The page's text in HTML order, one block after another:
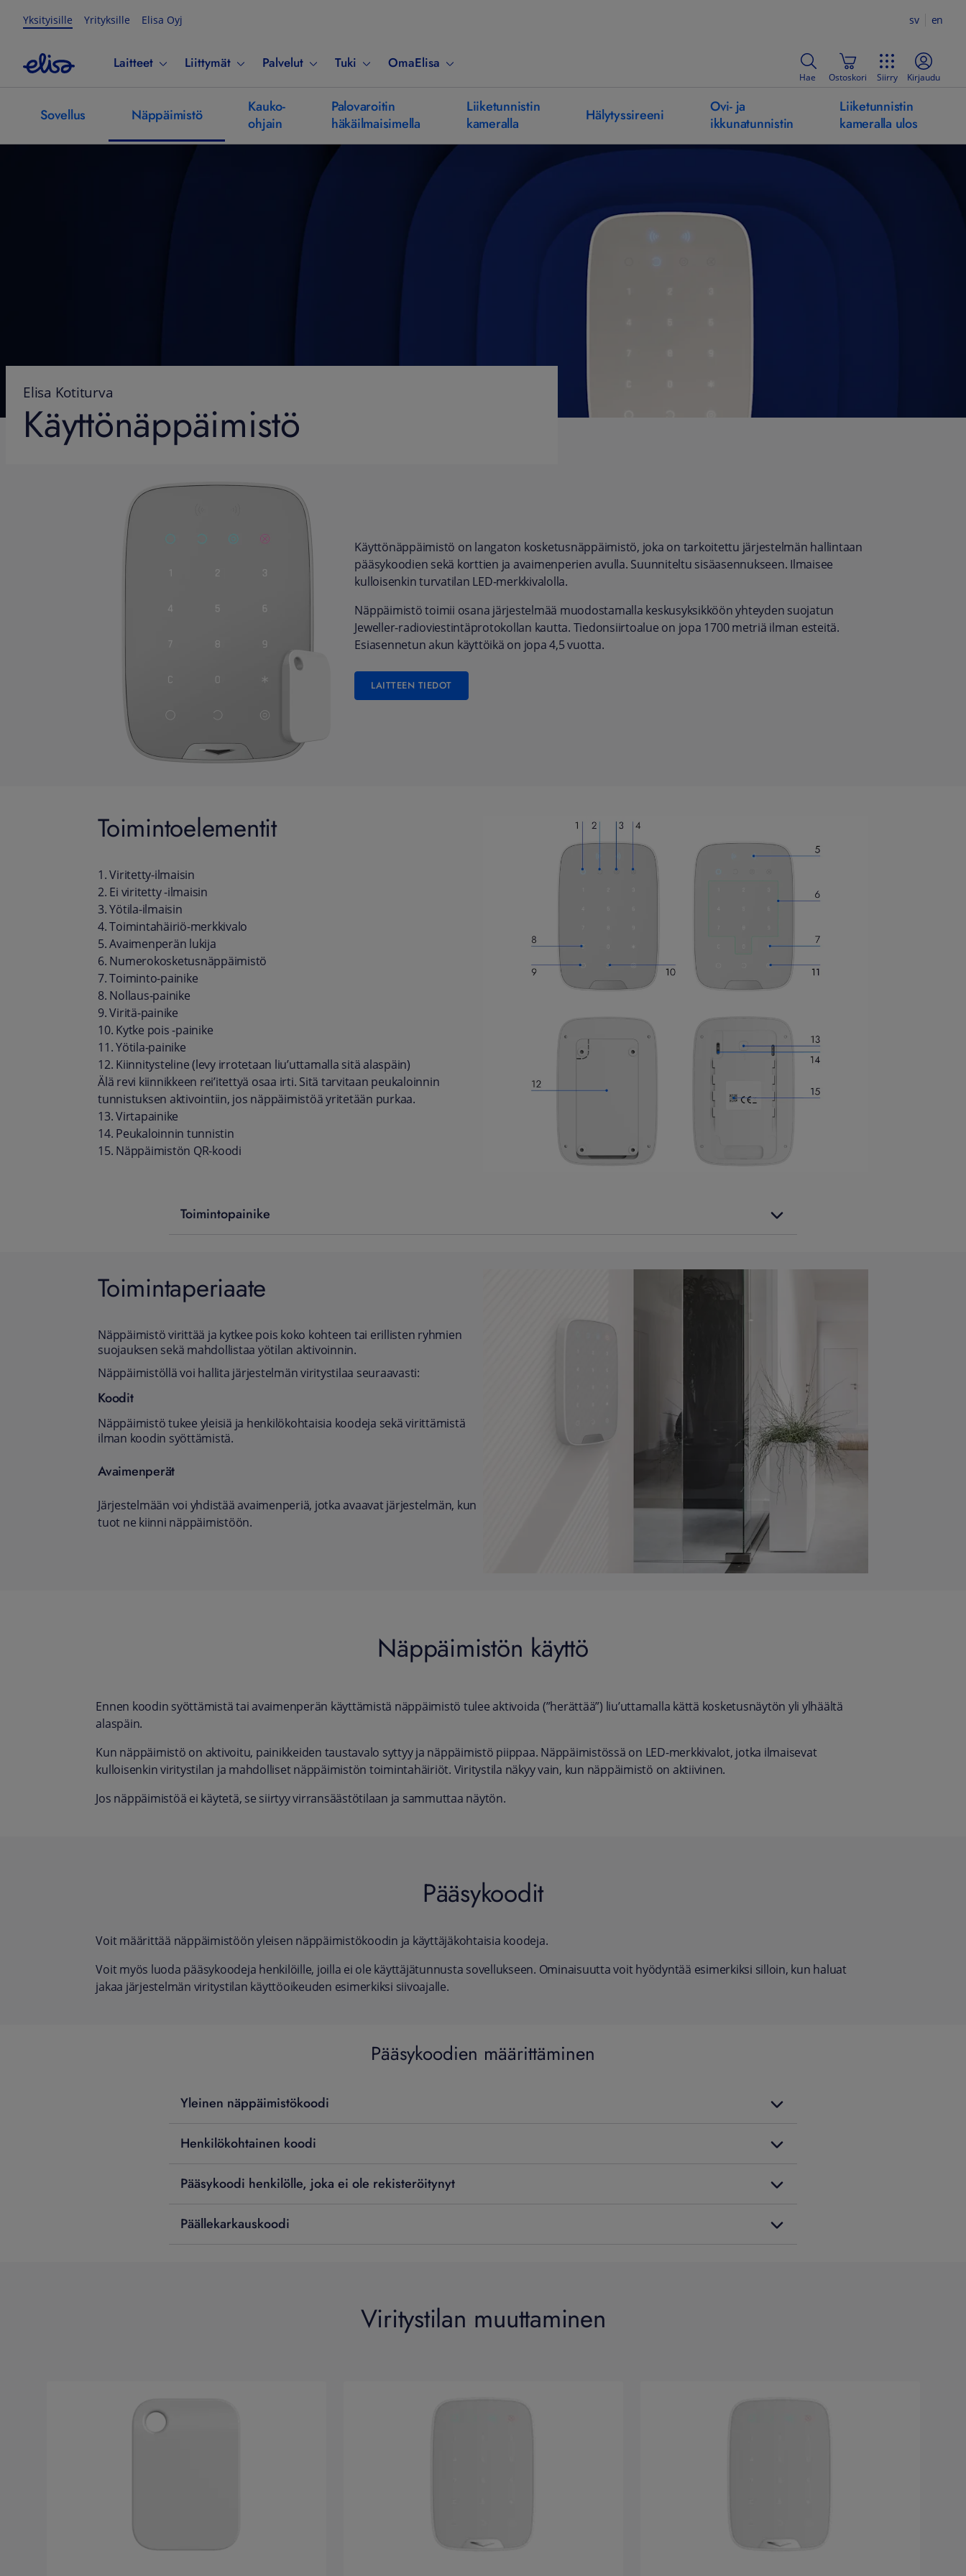
Yksityisille Yrityksille Elisa Oyj sv en
Laitteet Liittymät Palvelut Tuki OmaElisa
Hae Ostoskori Siirry Kirjaudu
Sovellus Näppäimistö
Kauko-
ohjain
Palovaroitin
häkäilmaisimella
Liiketunnistin
kameralla
Hälytyssireeni
Ovi- ja
ikkunatunnistin
Liiketunnistin
kameralla ulos
Elisa Kotiturva
Käyttönäppäimistö
Käyttönäppäimistö on langaton kosketusnäppäimistö, joka on tarkoitettu järjestelmän hallintaan
pääsykoodien sekä korttien ja avaimenperien avulla. Suunniteltu sisäasennukseen. Ilmaisee
kulloisenkin turvatilan LED-merkkivalolla.
Näppäimistö toimii osana järjestelmää muodostamalla keskusyksikköön yhteyden suojatun
Jeweller-radioviestintäprotokollan kautta. Tiedonsiirtoalue on jopa 1700 metriä ilman esteitä.
Esiasennetun akun käyttöikä on jopa 4,5 vuotta.
LAITTEEN TIEDOT
Toimintoelementit
1. Viritetty-ilmaisin
2. Ei viritetty ‑ilmaisin
3. Yötila-ilmaisin
4. Toimintahäiriö-merkkivalo
5. Avaimenperän lukija
6. Numerokosketusnäppäimistö
7. Toiminto-painike
8. Nollaus-painike
9. Viritä-painike
10. Kytke pois ‑painike
11. Yötila-painike
12. Kiinnitysteline (levy irrotetaan liu’uttamalla sitä alaspäin)
Älä revi kiinnikkeen rei’itettyä osaa irti. Sitä tarvitaan peukaloinnin
tunnistuksen aktivointiin, jos näppäimistöä yritetään purkaa.
13. Virtapainike
14. Peukaloinnin tunnistin
15. Näppäimistön QR-koodi
Toimintopainike
Toimintaperiaate
Näppäimistö virittää ja kytkee pois koko kohteen tai erillisten ryhmien
suojauksen sekä mahdollistaa yötilan aktivoinnin.
Näppäimistöllä voi hallita järjestelmän viritystilaa seuraavasti:
Koodit
Näppäimistö tukee yleisiä ja henkilökohtaisia koodeja sekä virittämistä
ilman koodin syöttämistä.
Avaimenperät
Järjestelmään voi yhdistää avaimenperiä, jotka avaavat järjestelmän, kun
tuot ne kiinni näppäimistöön.
Näppäimistön käyttö
Ennen koodin syöttämistä tai avaimenperän käyttämistä näppäimistö tulee aktivoida (”herättää”) liu’uttamalla kättä kosketusnäytön yli ylhäältä
alaspäin.
Kun näppäimistö on aktivoitu, painikkeiden taustavalo syttyy ja näppäimistö piippaa. Näppäimistössä on LED-merkkivalot, jotka ilmaisevat
kulloisenkin viritystilan ja mahdolliset näppäimistön toimintahäiriöt. Viritystila näkyy vain, kun näppäimistö on aktiivinen.
Jos näppäimistöä ei käytetä, se siirtyy virransäästötilaan ja sammuttaa näytön.
Pääsykoodit
Voit määrittää näppäimistöön yleisen näppäimistökoodin ja käyttäjäkohtaisia koodeja.
Voit myös luoda pääsykoodeja henkilöille, joilla ei ole käyttäjätunnusta sovellukseen. Ominaisuutta voit hyödyntää esimerkiksi silloin, kun haluat
jakaa järjestelmän viritystilan käyttöoikeuden esimerkiksi siivoajalle.
Pääsykoodien määrittäminen
Yleinen näppäimistökoodi
Henkilökohtainen koodi
Pääsykoodi henkilölle, joka ei ole rekisteröitynyt
Päällekarkauskoodi
Viritystilan muuttaminen